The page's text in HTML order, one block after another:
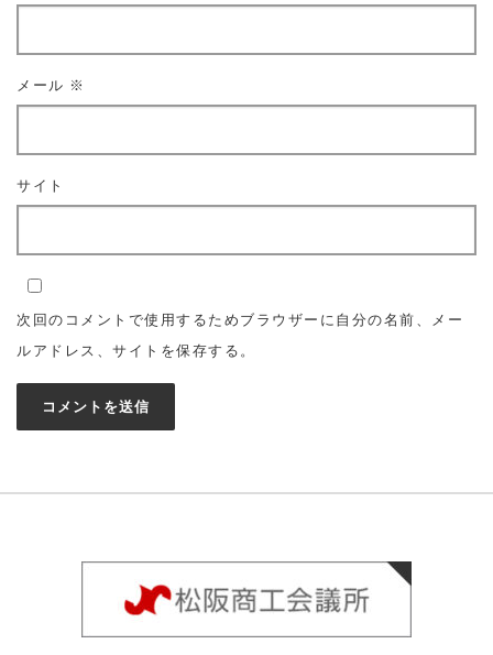
メール ※
サイト
次回のコメントで使用するためブラウザーに自分の名前、メー
ルアドレス、サイトを保存する。